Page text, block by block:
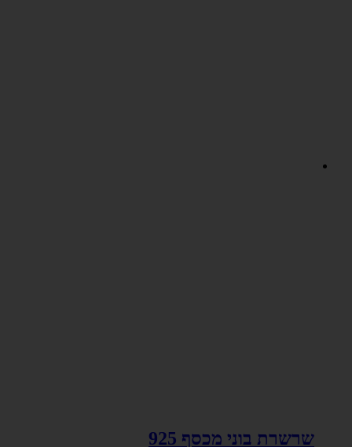
שרשרת בוני מכסף 925